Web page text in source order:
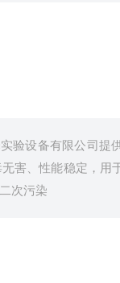
验设备有限公司提
害、性能稳定，用
次污染